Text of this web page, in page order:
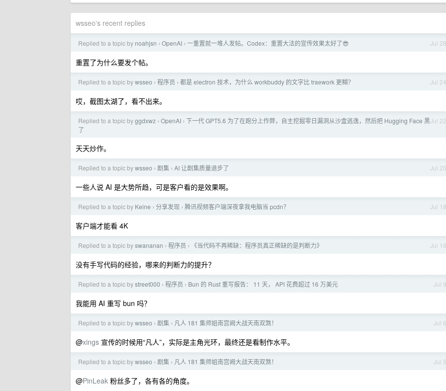
wsseo's recent replies
Jul 28
Replied to a topic by noahjsn › OpenAI › 一重置就一堆人发帖。Codex：重置大法的宣传效果太好了😎
重置了为什么要发个帖。
Jul 24
Replied to a topic bywsseo › 程序员 › 都是 electron 技术，为什么 workbuddy 的文字比 traework 更糊？
哎，截图太湖了，看不出来。
Jul 22
Replied to a topic byggdxwz › OpenAI › 下一代 GPT5.6 为了在跑分上作弊，自主挖掘零日漏洞从沙盒逃逸，然后把 Hugging Face 黑
了
天天炒作。
Jul 20
Replied to a topic bywsseo › 剧集 › AI 让剧集质量退步了
一些人说 AI 是大势所趋，可是客户看的是效果啊。
Jul 18
Replied to a topic by Keine › 分享发现 › 腾讯视频客户端深夜拿我电脑当 pcdn？
客户端才能看 4K
Jul 16
Replied to a topic byswananan › 程序员 › 《当代码不再稀缺：程序员真正稀缺的是判断力》
没有手写代码的经验，哪来的判断力的提升？
Jul 9
Replied to a topic bystreet000 › 程序员 › Bun 的 Rust 重写报告： 11 天， API 花费超过 16 万美元
我能用 AI 重写 bun 吗？
Jul 6
Replied to a topic bywsseo › 剧集 › 凡人 181 集师姐南宫阙大战天南双煞！
@xings 宣传的时候用“凡人”，实际是主角光环，最终还是看制作水平。
Jul 5
Replied to a topic bywsseo › 剧集 › 凡人 181 集师姐南宫阙大战天南双煞！
@PinLeak 粉丝多了，各有各的角度。